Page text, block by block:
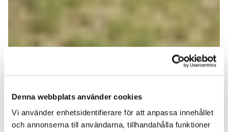
Denna webbplats använder cookies
Vi använder enhetsidentifierare för att anpassa innehållet
och annonserna till användarna, tillhandahålla funktioner